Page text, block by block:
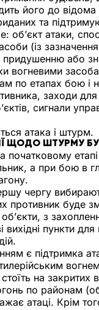
його до відома
та
об’єкт атаки,
(із
придушенню або
вогневими
по етапах бою і
заходи для
сигнали
атака і штурм.
ЩОДО ШТУРМУ
початковому
а при бою в
чергу
противник буде
об’єкти, з
вихідні пункти
є підтримка
на закритих
по районам
атаці. Крім